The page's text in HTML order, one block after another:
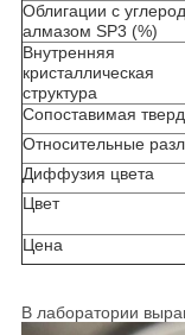
Облигации с
алмазом SP3 (%)
Внутренняя
кристаллическая
структура
Сопоставимая
Относительные
Диффузия цвета
Цвет
Цена
В лаборатории